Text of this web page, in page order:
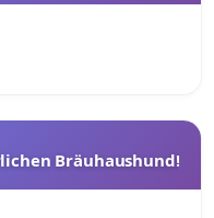
Bräuhaushund!